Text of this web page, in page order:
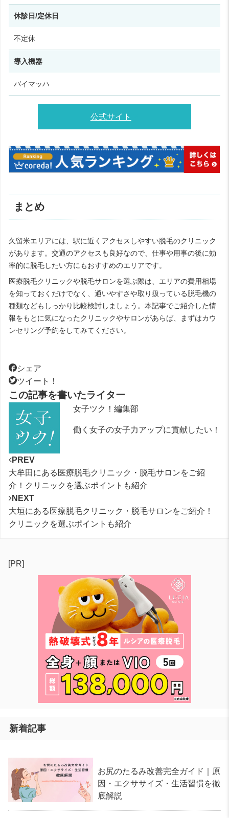
休診日/定休日
不定休
導入機器
バイマッハ
公式サイト
まとめ
久留米エリアには、駅に近くアクセスしやすい脱毛のクリニック
があります。交通のアクセスも良好なので、仕事や用事の後に効
率的に脱毛したい方にもおすすめのエリアです。
医療脱毛クリニックや脱毛サロンを選ぶ際は、エリアの費用相場
を知っておくだけでなく、通いやすさや取り扱っている脱毛機の
種類などもしっかり比較検討しましょう。本記事でご紹介した情
報をもとに気になったクリニックやサロンがあらば、まずはカウ
ンセリング予約をしてみてください。
シェア
ツイート！
この記事を書いたライター
女子ツク！編集部
働く女子の女子力アップに貢献したい！
PREV
大牟田にある医療脱毛クリニック・脱毛サロンをご紹
介！クリニックを選ぶポイントも紹介
NEXT
大垣にある医療脱毛クリニック・脱毛サロンをご紹介！
クリニックを選ぶポイントも紹介
[PR]
新着記事
お尻のたるみ改善完全ガイド｜原
因・エクササイズ・生活習慣を徹
底解説